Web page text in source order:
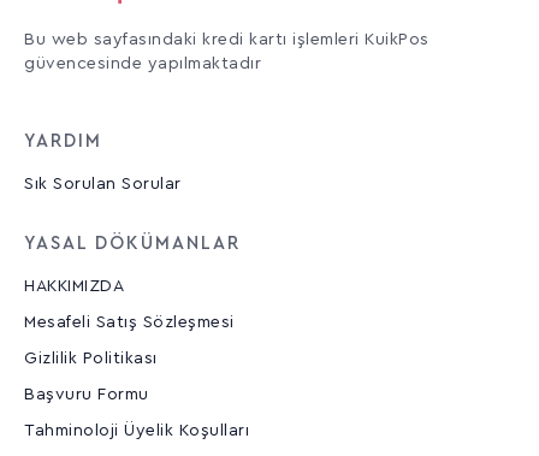
Bu web sayfasındaki kredi kartı işlemleri KuikPos
güvencesinde yapılmaktadır
YARDIM
Sık Sorulan Sorular
YASAL DÖKÜMANLAR
HAKKIMIZDA
Mesafeli Satış Sözleşmesi
Gizlilik Politikası
Başvuru Formu
Tahminoloji Üyelik Koşulları